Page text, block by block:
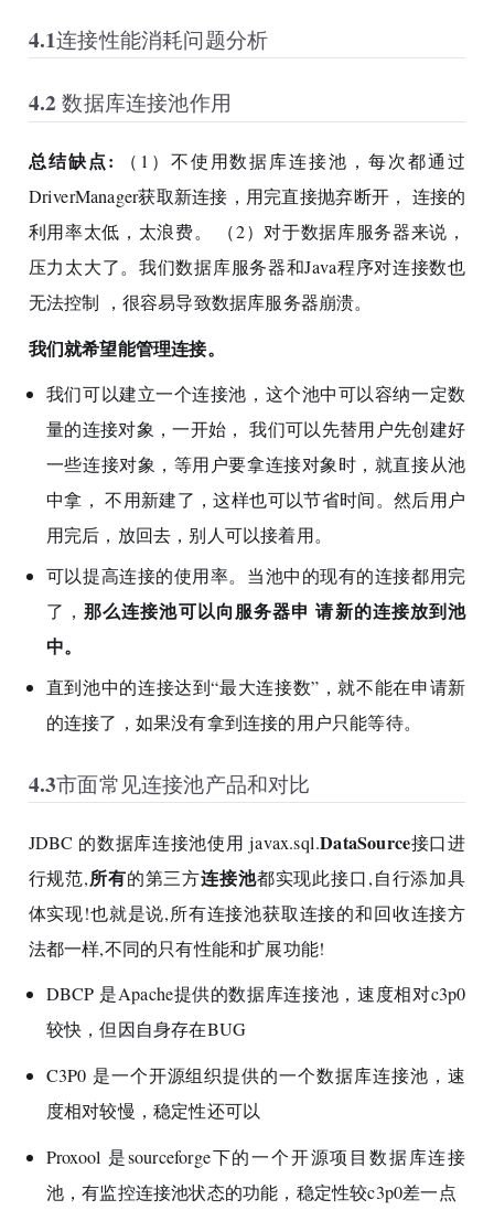
26
27
29
31
32
34
35
36
38
40
41
44
45
47
48
49
51
52
55
57
int flag
try {
//调用加钱 和 减钱
            System.out.println(
            flag =
            connection.commit();
        }
catch (Exception e){
            connection.rollback();
throw e;
            connection.close();
        }
            System.out.println(
"转账
        }
else{
        }
    }
}
13
15
16
18
19
20
22
23
25
26
28
29
30
32
33
35
36
37
39
41
42
43
45
46
47
49
50
52
53
54
55
56
57
     */
PreparedStatement
//占位符赋值
        preparedStatement.setString(
int
        System.out.println(
"加钱执行
//关闭资源close
return
rows;
     * 减钱方法
     *
@param account
     *
@param money
     *
@return 影响行数
     */
public
int subMoney (String
String sql = "update t_bank
PreparedStatement
        preparedStatement.setObject(
        preparedStatement.setString(
//发送SQL语句
int
rows
//输出结果
        System.out.println(
"减钱执行
4.1连接性能消耗问题分析
4.2 数据库连接池作用
总结缺点: （1）不使用数据库连接池，每次都通过
DriverManager获取新连接，用完直接抛弃断开， 连接的
利用率太低，太浪费。 （2）对于数据库服务器来说，
压力太大了。我们数据库服务器和Java程序对连接数也
无法控制 ，很容易导致数据库服务器崩溃。
我们就希望能管理连接。
我们可以建立一个连接池，这个池中可以容纳一定数
量的连接对象，一开始， 我们可以先替用户先创建好
一些连接对象，等用户要拿连接对象时，就直接从池
中拿， 不用新建了，这样也可以节省时间。然后用户
用完后，放回去，别人可以接着用。
可以提高连接的使用率。当池中的现有的连接都用完
了，那么连接池可以向服务器申 请新的连接放到池
中。
直到池中的连接达到“最大连接数”，就不能在申请新
的连接了，如果没有拿到连接的用户只能等待。
4.3市面常见连接池产品和对比
JDBC 的数据库连接池使用 javax.sql.DataSource接口进
行规范,所有的第三方连接池都实现此接口,自行添加具
体实现!也就是说,所有连接池获取连接的和回收连接方
法都一样,不同的只有性能和扩展功能!
DBCP 是Apache提供的数据库连接池，速度相对c3p0
较快，但因自身存在BUG
C3P0 是一个开源组织提供的一个数据库连接池，速
度相对较慢，稳定性还可以
Proxool 是sourceforge下的一个开源项目数据库连接
池，有监控连接池状态的功能，稳定性较c3p0差一点